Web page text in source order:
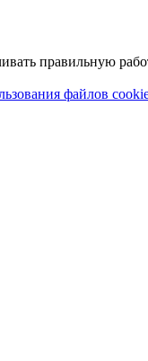
правильную
файлов